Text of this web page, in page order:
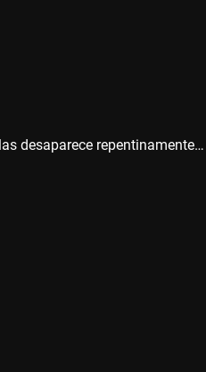
desaparece repentinamente…